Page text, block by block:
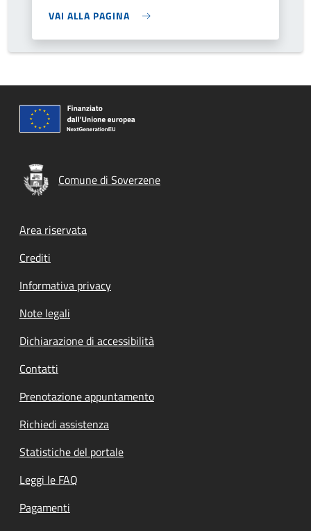
VAI ALLA PAGINA
Comune di Soverzene
Footer menu
Area riservata
Crediti
Informativa privacy
Note legali
Dichiarazione di accessibilità
Contatti
Prenotazione appuntamento
Richiedi assistenza
Statistiche del portale
Leggi le FAQ
Pagamenti